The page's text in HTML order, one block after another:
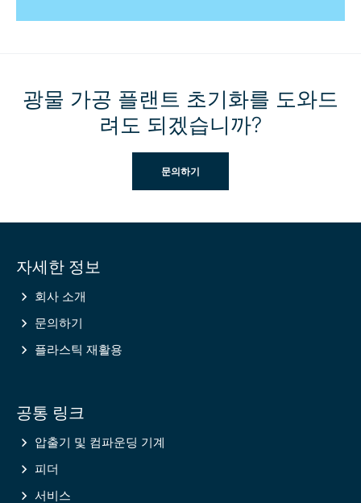
광물 가공 플랜트 초기화를 도와드
려도 되겠습니까?
문의하기
information
자세한 정보
회사 소개
문의하기
플라스틱 재활용
공통 링크
압출기 및 컴파운딩 기계
피더
서비스